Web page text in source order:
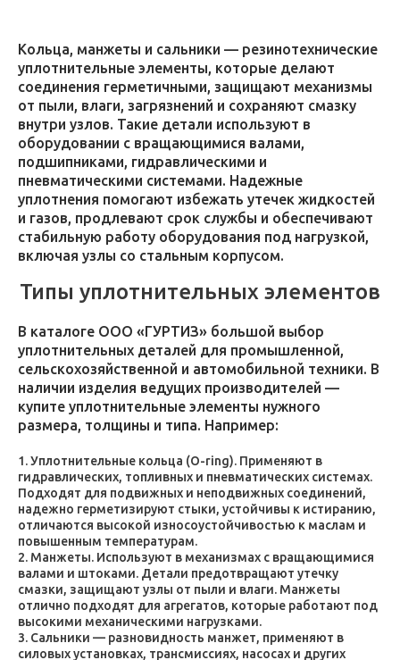
Кольца, манжеты и сальники — резинотехнические
уплотнительные элементы, которые делают
соединения герметичными, защищают механизмы
от пыли, влаги, загрязнений и сохраняют смазку
внутри узлов. Такие детали используют в
оборудовании с вращающимися валами,
подшипниками, гидравлическими и
пневматическими системами. Надежные
уплотнения помогают избежать утечек жидкостей
и газов, продлевают срок службы и обеспечивают
стабильную работу оборудования под нагрузкой,
включая узлы со стальным корпусом.
Типы уплотнительных элементов
В каталоге ООО «ГУРТИЗ» большой выбор
уплотнительных деталей для промышленной,
сельскохозяйственной и автомобильной техники. В
наличии изделия ведущих производителей —
купите уплотнительные элементы нужного
размера, толщины и типа. Например:
Уплотнительные кольца (O-ring). Применяют в
гидравлических, топливных и пневматических системах.
Подходят для подвижных и неподвижных соединений,
надежно герметизируют стыки, устойчивы к истиранию,
отличаются высокой износоустойчивостью к маслам и
повышенным температурам.
Манжеты. Используют в механизмах с вращающимися
валами и штоками. Детали предотвращают утечку
смазки, защищают узлы от пыли и влаги. Манжеты
отлично подходят для агрегатов, которые работают под
высокими механическими нагрузками.
Сальники — разновидность манжет, применяют в
силовых установках, трансмиссиях, насосах и других